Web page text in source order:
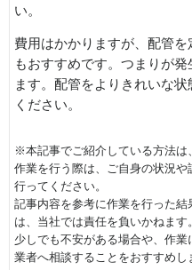
い。
費用はかかりますが、配管
もおすすめです。つまりが
ます。配管をよりきれいな
ください。
※本記事でご紹介している方法は
作業を行う際は、ご自身の状況
行ってください。
記事内容を参考に作業を行った
は、当社では責任を負いかねます。
少しでも不安がある場合や、作
業者へ相談することをおすすめし